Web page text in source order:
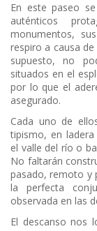
En este paseo
auténticos
monumentos,
respiro a causa
supuesto, no
situados en el
por lo que el
asegurado.
Cada uno de
tipismo, en
el valle del río o
No faltarán
pasado, remoto y
la perfecta
observada en las
El descanso nos